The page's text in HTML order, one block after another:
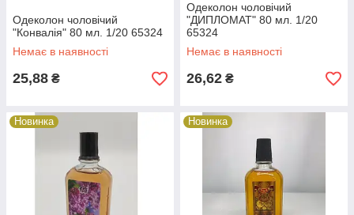
Одеколон чоловічий
"Конвалія" 80 мл. 1/20 65324
Немає в наявності
25,88 ₴
Одеколон чоловічий
"ДИПЛОМАТ" 80 мл. 1/20
65324
Немає в наявності
26,62 ₴
Новинка Новинка